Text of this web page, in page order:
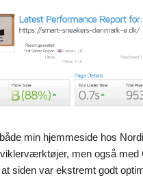
min hjemmeside hos
men også med
siden var ekstremt godt